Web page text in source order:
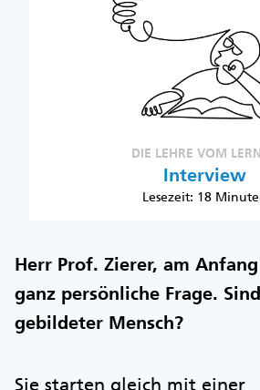
DIE LEHRE VOM
Interview
Lesezeit: 18
Herr Prof. Zierer, am
ganz persönliche Frage.
gebildeter Mensch?
Sie starten gleich mit einer